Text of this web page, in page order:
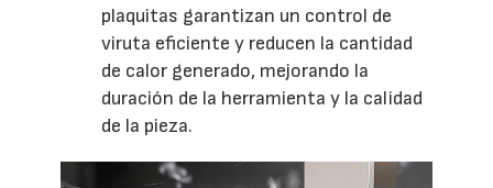
plaquitas garantizan un control de
viruta eficiente y reducen la cantidad
de calor generado, mejorando la
duración de la herramienta y la calidad
de la pieza.